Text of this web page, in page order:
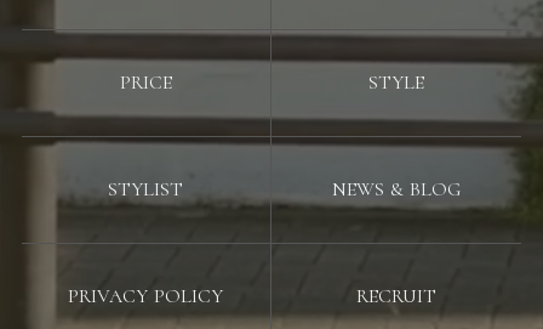
PRICE STYLE
STYLIST NEWS & BLOG
PRIVACY POLICY RECRUIT